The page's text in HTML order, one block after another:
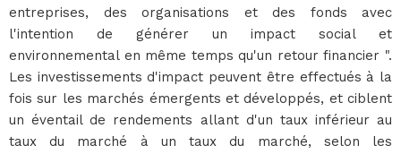
entreprises, des organisations et des fonds avec
l'intention de générer un impact social et
environnemental en même temps qu'un retour financier ".
Les investissements d'impact peuvent être effectués à la
fois sur les marchés émergents et développés, et ciblent
un éventail de rendements allant d'un taux inférieur au
taux du marché à un taux du marché, selon les